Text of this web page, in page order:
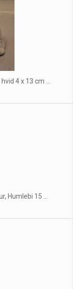
4 x 13 cm ...
Humlebi 15 ...